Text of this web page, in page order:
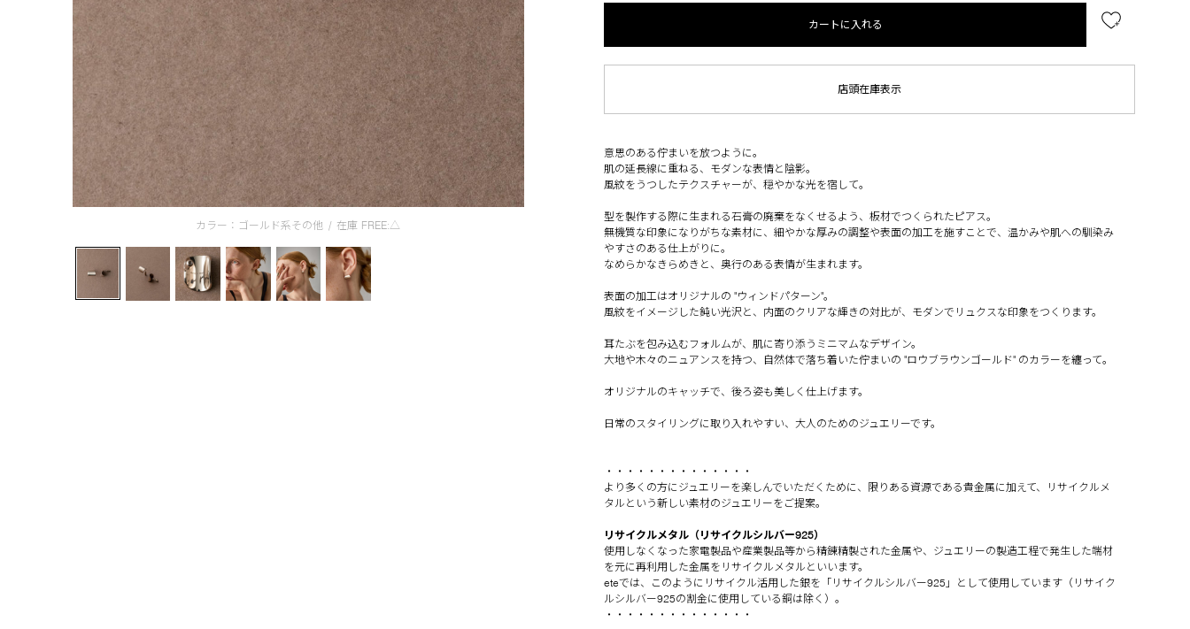
カラー：ゴールド系その他 / 在庫 FREE:△
カートに入れる
店頭在庫表示
意思のある佇まいを放つように。
肌の延長線に重ねる、モダンな表情と陰影。
風紋をうつしたテクスチャーが、穏やかな光を宿して。
型を製作する際に生まれる石膏の廃棄をなくせるよう、板材でつくられたピアス。
無機質な印象になりがちな素材に、細やかな厚みの調整や表面の加工を施すことで、温かみや肌への馴染み
やすさのある仕上がりに。
なめらかなきらめきと、奥行のある表情が生まれます。
表面の加工はオリジナルの "ウィンドパターン"。
風紋をイメージした鈍い光沢と、内面のクリアな輝きの対比が、モダンでリュクスな印象をつくります。
耳たぶを包み込むフォルムが、肌に寄り添うミニマムなデザイン。
大地や木々のニュアンスを持つ、自然体で落ち着いた佇まいの "ロウブラウンゴールド" のカラーを纏って。
オリジナルのキャッチで、後ろ姿も美しく仕上げます。
日常のスタイリングに取り入れやすい、大人のためのジュエリーです。
・・・・・・・・・・・・・・
より多くの方にジュエリーを楽しんでいただくために、限りある資源である貴金属に加えて、リサイクルメ
タルという新しい素材のジュエリーをご提案。
リサイクルメタル（リサイクルシルバー925）
使用しなくなった家電製品や産業製品等から精錬精製された金属や、ジュエリーの製造工程で発生した端材
を元に再利用した金属をリサイクルメタルといいます。
eteでは、このようにリサイクル活用した銀を「リサイクルシルバー925」として使用しています（リサイク
ルシルバー925の割金に使用している銅は除く）。
・・・・・・・・・・・・・・